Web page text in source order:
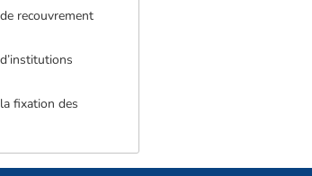
recouvrement
fixation des